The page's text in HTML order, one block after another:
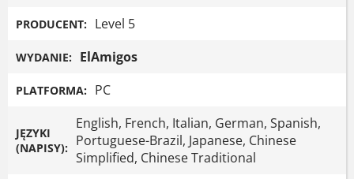
PRODUCENT: Level 5
WYDANIE: ElAmigos
PLATFORMA: PC
JĘZYKI
(NAPISY):
English, French, Italian, German, Spanish,
Portuguese-Brazil, Japanese, Chinese
Simplified, Chinese Traditional